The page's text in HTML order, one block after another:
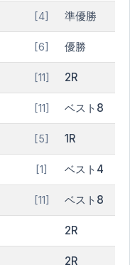
[4] 準優勝
[6] 優勝
[11] 2R
[11] ベスト8
[5] 1R
[1] ベスト4
[11] ベスト8
2R
2R